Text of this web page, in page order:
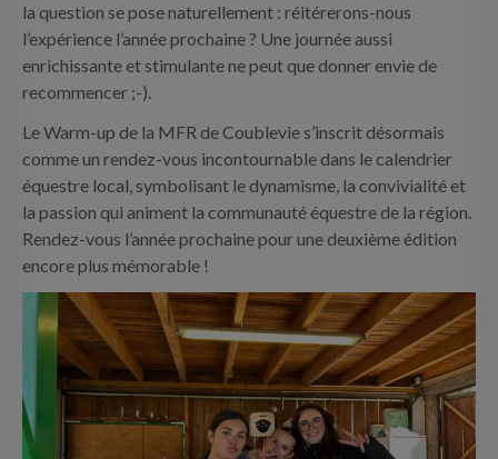
la question se pose naturellement : réitérerons-nous
l’expérience l’année prochaine ? Une journée aussi
enrichissante et stimulante ne peut que donner envie de
recommencer ;-).
Le Warm-up de la MFR de Coublevie s’inscrit désormais
comme un rendez-vous incontournable dans le calendrier
équestre local, symbolisant le dynamisme, la convivialité et
la passion qui animent la communauté équestre de la région.
Rendez-vous l’année prochaine pour une deuxième édition
encore plus mémorable !